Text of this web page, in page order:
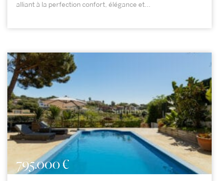
alliant à la perfection confort, élégance et...
795.000 €